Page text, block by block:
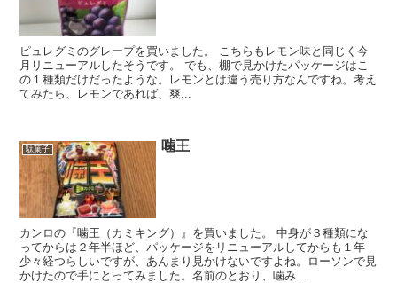
ピュレグミのグレープを買いました。 こちらもレモン味と同じく今
月リニューアルしたそうです。 でも、棚で見かけたパッケージはこ
の１種類だけだったような。レモンとは違う売り方なんですね。考え
てみたら、レモンであれば、爽...
駄菓子 噛王
カンロの『噛王（カミキング）』を買いました。 中身が３種類にな
ってからは２年半ほど、パッケージをリニューアルしてからも１年
少々経つらしいですが、あんまり見かけないですよね。ローソンで見
かけたので手にとってみました。名前のとおり、噛み...